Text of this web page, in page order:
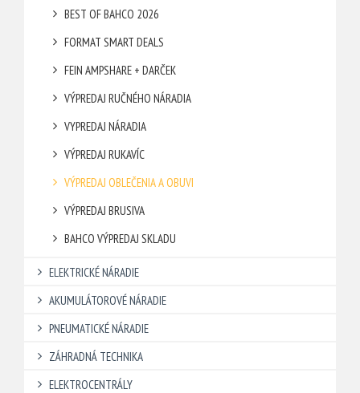
BEST OF BAHCO 2026
FORMAT SMART DEALS
FEIN AMPSHARE + DARČEK
VÝPREDAJ RUČNÉHO NÁRADIA
VYPREDAJ NÁRADIA
VÝPREDAJ RUKAVÍC
VÝPREDAJ OBLEČENIA A OBUVI
VÝPREDAJ BRUSIVA
BAHCO VÝPREDAJ SKLADU
ELEKTRICKÉ NÁRADIE
AKUMULÁTOROVÉ NÁRADIE
PNEUMATICKÉ NÁRADIE
ZÁHRADNÁ TECHNIKA
ELEKTROCENTRÁLY